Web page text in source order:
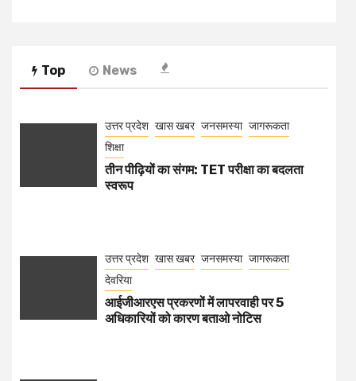
Top News
उत्तर प्रदेश खास खबर जनसमस्या जागरूकता
शिक्षा
तीन पीढ़ियों का संगम: TET परीक्षा का बदलता
स्वरूप
उत्तर प्रदेश खास खबर जनसमस्या जागरूकता
देवरिया
आईजीआरएस प्रकरणों में लापरवाही पर 5
अधिकारियों को कारण बताओ नोटिस